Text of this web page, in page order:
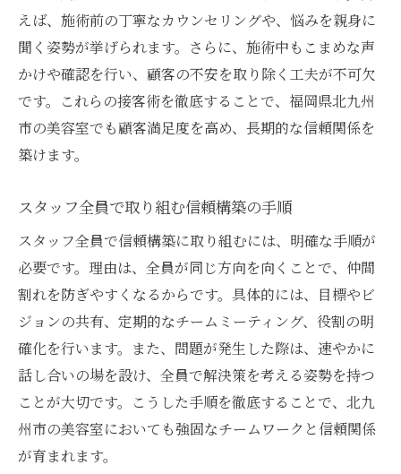
えば、施術前の丁寧なカウンセリングや、悩みを親身に
聞く姿勢が挙げられます。さらに、施術中もこまめな声
かけや確認を行い、顧客の不安を取り除く工夫が不可欠
です。これらの接客術を徹底することで、福岡県北九州
市の美容室でも顧客満足度を高め、長期的な信頼関係を
築けます。
スタッフ全員で取り組む信頼構築の手順
スタッフ全員で信頼構築に取り組むには、明確な手順が
必要です。理由は、全員が同じ方向を向くことで、仲間
割れを防ぎやすくなるからです。具体的には、目標やビ
ジョンの共有、定期的なチームミーティング、役割の明
確化を行います。また、問題が発生した際は、速やかに
話し合いの場を設け、全員で解決策を考える姿勢を持つ
ことが大切です。こうした手順を徹底することで、北九
州市の美容室においても強固なチームワークと信頼関係
が育まれます。